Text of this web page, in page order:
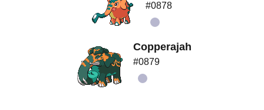
#0878
Copperajah
#0879